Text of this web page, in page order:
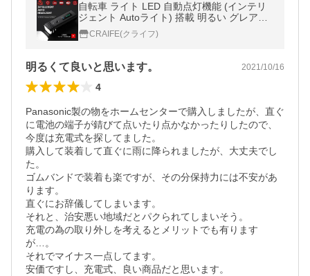
自転車 ライト LED 自動点灯機能 (インテリ
ジェント Autoライト) 搭載 明るい グレア軽
減設計 IPX4相当の防水仕様 USB 充電式 バ
ッテリーインジケータ
CRAIFE(クライフ)
明るくて良いと思います。 2021/10/16
4
Panasonic製の物をホームセンターで購入しましたが、直ぐ
に電池の端子が錆びて点いたり点かなかったりしたので、
今度は充電式を探してました。
購入して装着して直ぐに雨に降られましたが、大丈夫でし
た。
ゴムバンドで装着も楽ですが、その分保持力には不安があ
ります。
直ぐにお辞儀してしまいます。
それと、治安悪い地域だとパクられてしまいそう。
充電の為の取り外しを考えるとメリットでも有ります
が…。
それでマイナス一点してます。
安価ですし、充電式、良い商品だと思います。